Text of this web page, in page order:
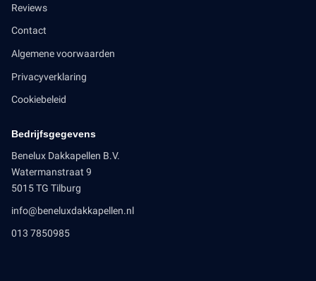
Reviews
Contact
Algemene voorwaarden
Privacyverklaring
Cookiebeleid
Bedrijfsgegevens
Benelux Dakkapellen B.V.
Watermanstraat 9
5015 TG Tilburg
info@beneluxdakkapellen.nl
013 7850985